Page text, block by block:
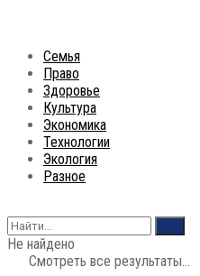
Семья
Право
Здоровье
Культура
Экономика
Технологии
Экология
Разное
Не найдено
Смотреть все результаты...